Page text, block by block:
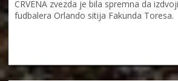
CRVENA zvezda je bila spremna da
fudbalera Orlando sitija Fakunda Toresa.